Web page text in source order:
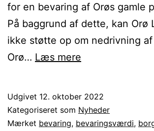
for en bevaring af Orøs gamle
På baggrund af dette, kan Orø
ikke støtte op om nedrivning
Orø… Læs mere
af
boligen
Udgivet 12. oktober 2022
Kategoriseret som Nyheder
Mærket bevaring, bevaringsværdi,